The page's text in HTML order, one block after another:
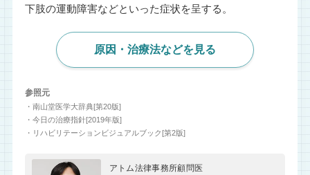
下肢の運動障害などといった症状を呈する。
原因・治療法などを見る
参照元
・南山堂医学大辞典[第20版]
・今日の治療指針[2019年版]
・リハビリテーションビジュアルブック[第2版]
アトム法律事務所顧問医